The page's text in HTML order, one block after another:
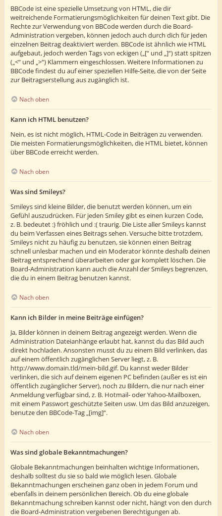
BBCode ist eine spezielle Umsetzung von HTML, die dir
weitreichende Formatierungsmöglichkeiten für deinen Text gibt. Die
Rechte zur Verwendung von BBCode werden durch die Board-
Administration vergeben, können jedoch auch durch dich für jeden
einzelnen Beitrag deaktiviert werden. BBCode ist ähnlich wie HTML
aufgebaut, jedoch werden Tags von eckigen („[“ und „]“) statt spitzen
(„<“ und „>“) Klammern eingeschlossen. Weitere Informationen zu
BBCode findest du auf einer speziellen Hilfe-Seite, die von der Seite
zur Beitragserstellung aus zugänglich ist.
Nach oben
Kann ich HTML benutzen?
Nein, es ist nicht möglich, HTML-Code in Beiträgen zu verwenden.
Die meisten Formatierungsmöglichkeiten, die HTML bietet, können
über BBCode erreicht werden.
Nach oben
Was sind Smileys?
Smileys sind kleine Bilder, die benutzt werden können, um ein
Gefühl auszudrücken. Für jeden Smiley gibt es einen kurzen Code,
z. B. bedeutet :) fröhlich und :( traurig. Die Liste aller Smileys kannst
du beim Verfassen eines Beitrags sehen. Versuche bitte trotzdem,
Smileys nicht zu häufig zu benutzen, sie können einen Beitrag
schnell unlesbar machen und ein Moderator könnte deshalb deinen
Beitrag entsprechend überarbeiten oder gar komplett löschen. Die
Board-Administration kann auch die Anzahl der Smileys begrenzen,
die du in einem Beitrag benutzen kannst.
Nach oben
Kann ich Bilder in meine Beiträge einfügen?
Ja, Bilder können in deinem Beitrag angezeigt werden. Wenn die
Administration Dateianhänge erlaubt hat, kannst du das Bild auch
direkt hochladen. Ansonsten musst du zu einem Bild verlinken, das
auf einem öffentlich zugänglichen Server liegt, z. B.
http://www.domain.tld/mein-bild.gif. Du kannst weder Bilder
verlinken, die sich auf deinem eigenen PC befinden (außer es ist ein
öffentlich zugänglicher Server), noch zu Bildern, die nur nach einer
Anmeldung verfügbar sind, z. B. Hotmail- oder Yahoo-Mailboxen,
mit einem Passwort geschützte Seiten usw. Um das Bild anzuzeigen,
benutze den BBCode-Tag „[img]“.
Nach oben
Was sind globale Bekanntmachungen?
Globale Bekanntmachungen beinhalten wichtige Informationen,
deshalb solltest du sie so bald wie möglich lesen. Globale
Bekanntmachungen erscheinen ganz oben in jedem Forum und
ebenfalls in deinem persönlichen Bereich. Ob du eine globale
Bekanntmachung schreiben kannst oder nicht, hängt von den durch
die Board-Administration vergebenen Berechtigungen ab.